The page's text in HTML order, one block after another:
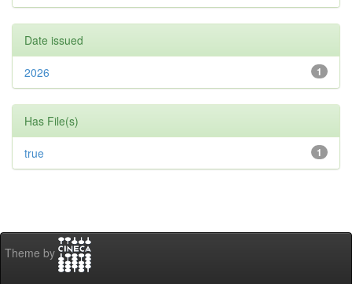
Date issued
1
2026
Has File(s)
1
true
Theme by